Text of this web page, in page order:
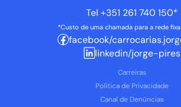
Tel +351 261 740 150*
*Custo de uma chamada para a rede
facebook/
linkedin/jorge-pires
Carreiras
Política de Privacidade
Canal de Denúncias